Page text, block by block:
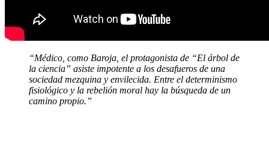
“Médico, como Baroja, el protagonista de “El árbol de
la ciencia” asiste impotente a los desafueros de una
sociedad mezquina y envilecida. Entre el determinismo
fisiológico y la rebelión moral hay la búsqueda de un
camino propio.”